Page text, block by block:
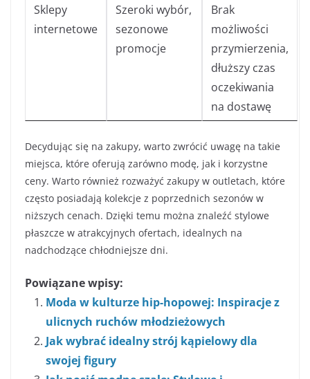
Sklepy
internetowe
Szeroki wybór,
sezonowe
promocje
Brak
możliwości
przymierzenia,
dłuższy czas
oczekiwania
na dostawę
Decydując się na zakupy, warto zwrócić uwagę na takie
miejsca, które oferują zarówno modę, jak i korzystne
ceny. Warto również rozważyć zakupy w outletach, które
często posiadają kolekcje z poprzednich sezonów w
niższych cenach. Dzięki temu można znaleźć stylowe
płaszcze w atrakcyjnych ofertach, idealnych na
nadchodzące chłodniejsze dni.
Powiązane wpisy:
Moda w kulturze hip-hopowej: Inspiracje z
ulicnych ruchów młodzieżowych
Jak wybrać idealny strój kąpielowy dla
swojej figury